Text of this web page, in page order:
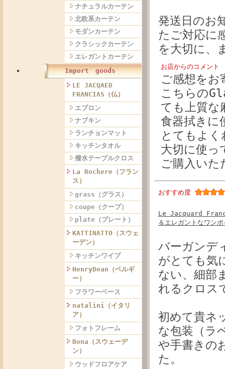
ナチュラルカーテン
北欧系カーテン
モダンカーテン
クラシックカーテン
エレガントカーテン
Import goods
LE JACQAED
FRANCIAS（仏）
エプロン
ナプキン
ランチョンマット
キッチンタオル
撥水テーブルクロス
La Rochere（フラン
ス）
grass（グラス）
coupe（クープ）
plate（プレート）
KATTINATTO（スウェ
ーデン）
キッチンワイプ
HenryDean（ベルギ
ー）
フラワーベース
natalini（イタリ
ア）
フォトフレーム
Bona（スウェーデ
ン）
ウッドフロアケア
発送日のお
たご対応に
を大切に、
お店からのコメント
ご感想をお
こちらの
ても上質な
食器拭きに
とてもよ
大切に使っ
ご購入いた
おすすめ度
Le Jacquard
＆エレガントなワン
バーガンデ
がとても気
ない、細部
れるクロス
初めて貴ネ
な包装（ラ
や手書きの
た。